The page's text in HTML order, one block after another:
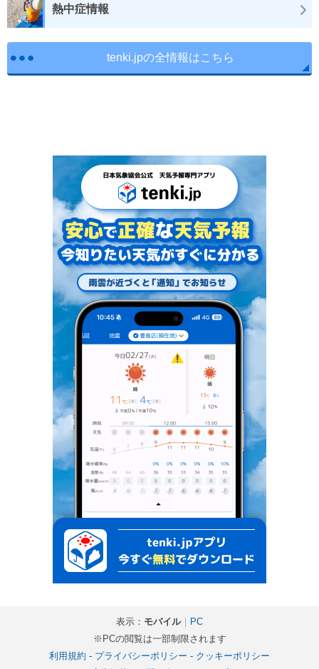
熱中症情報
tenki.jpの全情報はこちら
表示： モバイル｜ PC
※PCの閲覧は一部制限されます
利用規約 - プライバシーポリシー - クッキーポリシー